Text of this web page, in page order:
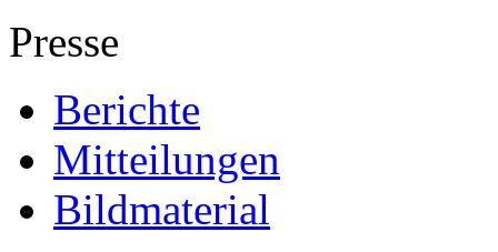
Presse
Berichte
Mitteilungen
Bildmaterial